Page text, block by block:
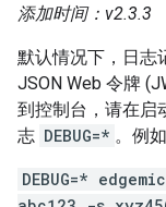
添加时间：v2.3.3
默认情况下，日志
JSON Web 令牌
到控制台，请在启
志 DEBUG=* 。例如
DEBUG=*